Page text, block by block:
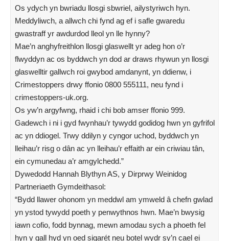
Os ydych yn bwriadu llosgi sbwriel, ailystyriwch hyn.
Meddyliwch, a allwch chi fynd ag ef i safle gwaredu
gwastraff yr awdurdod lleol yn lle hynny?
Mae’n anghyfreithlon llosgi glaswellt yr adeg hon o’r
flwyddyn ac os byddwch yn dod ar draws rhywun yn llosgi
glaswelltir gallwch roi gwybod amdanynt, yn ddienw, i
Crimestoppers drwy ffonio 0800 555111, neu fynd i
crimestoppers-uk.org.
Os yw’n argyfwng, rhaid i chi bob amser ffonio 999.
Gadewch i ni i gyd fwynhau’r tywydd godidog hwn yn gyfrifol
ac yn ddiogel. Trwy ddilyn y cyngor uchod, byddwch yn
lleihau’r risg o dân ac yn lleihau’r effaith ar ein criwiau tân,
ein cymunedau a’r amgylchedd.”
Dywedodd Hannah Blythyn AS, y Dirprwy Weinidog
Partneriaeth Gymdeithasol:
“Bydd llawer ohonom yn meddwl am ymweld â chefn gwlad
yn ystod tywydd poeth y penwythnos hwn. Mae’n bwysig
iawn cofio, fodd bynnag, mewn amodau sych a phoeth fel
hyn y gall hyd yn oed sigarét neu botel wydr sy’n cael ei